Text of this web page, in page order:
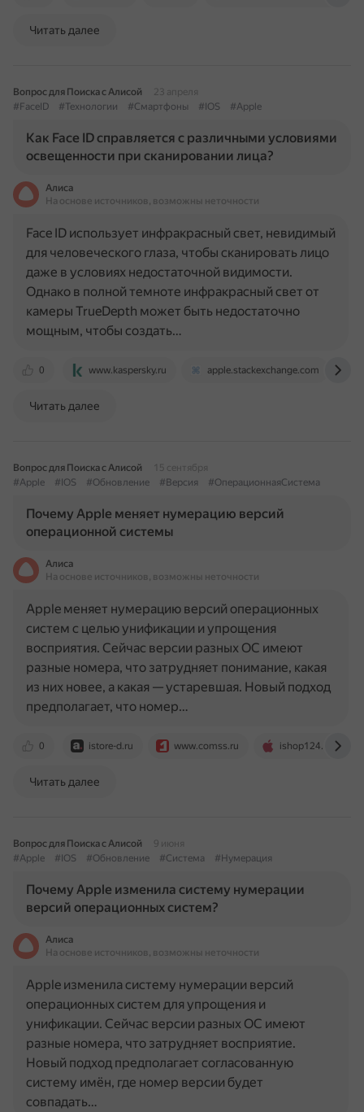
Читать далее
Вопрос для Поиска с Алисой
23 апреля
#FaceID
#Технологии #Смартфоны #IOS #Apple
Как Face ID справляется с различными условиями
освещенности при сканировании лица?
Алиса
На основе источников, возможны неточности
0 www.kaspersky.ru apple.stackexchange.com
Face ID использует инфракрасный свет, невидимый
для человеческого глаза, чтобы сканировать лицо
даже в условиях недостаточной видимости.
Однако в полной темноте инфракрасный свет от
камеры TrueDepth может быть недостаточно
мощным, чтобы создать…
Читать далее
Вопрос для Поиска с Алисой
15 сентября
#Apple
#IOS #Обновление #Версия #ОперационнаяСистема
Почему Apple меняет нумерацию версий
операционной системы
Алиса
На основе источников, возможны неточности
0 istore-d.ru www.comss.ru ishop124.ru
Apple меняет нумерацию версий операционных
систем с целью унификации и упрощения
восприятия. Сейчас версии разных ОС имеют
разные номера, что затрудняет понимание, какая
из них новее, а какая — устаревшая. Новый подход
предполагает, что номер…
Читать далее
Вопрос для Поиска с Алисой
9 июня
#Apple
#IOS #Обновление #Система #Нумерация
Почему Apple изменила систему нумерации
версий операционных систем?
Алиса
На основе источников, возможны неточности
Apple изменила систему нумерации версий
операционных систем для упрощения и
унификации. Сейчас версии разных ОС имеют
разные номера, что затрудняет восприятие.
Новый подход предполагает согласованную
систему имён, где номер версии будет
совпадать…